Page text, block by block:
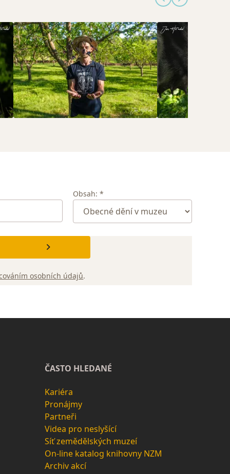
Obsah: *
osobních údajů.
ČASTO HLEDANÉ
Kariéra
Pronájmy
Partneři
Videa pro neslyšící
Síť zemědělských muzeí
On-line katalog knihovny NZM
Archiv akcí